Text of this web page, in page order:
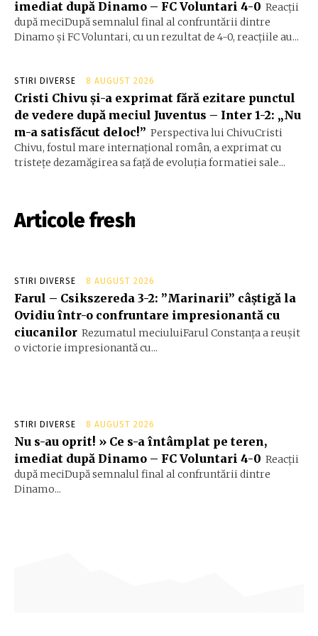
imediat după Dinamo – FC Voluntari 4-0 Reacții
după meciDupă semnalul final al confruntării dintre
Dinamo și FC Voluntari, cu un rezultat de 4-0, reacțiile au...
STIRI DIVERSE 8 AUGUST 2026
Cristi Chivu și-a exprimat fără ezitare punctul
de vedere după meciul Juventus – Inter 1-2: „Nu
m-a satisfăcut deloc!” Perspectiva lui ChivuCristi
Chivu, fostul mare internațional român, a exprimat cu
tristețe dezamăgirea sa față de evoluția formatiei sale...
Articole fresh
STIRI DIVERSE 8 AUGUST 2026
Farul – Csikszereda 3-2: ”Marinarii” câștigă la
Ovidiu într-o confruntare impresionantă cu
ciucanilor Rezumatul meciuluiFarul Constanța a reușit
o victorie impresionantă cu...
STIRI DIVERSE 8 AUGUST 2026
Nu s-au oprit! » Ce s-a întâmplat pe teren,
imediat după Dinamo – FC Voluntari 4-0 Reacții
după meciDupă semnalul final al confruntării dintre
Dinamo...